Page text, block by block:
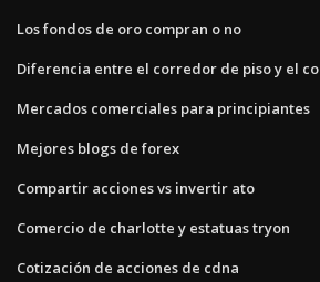
Los fondos de oro compran o no
Diferencia entre el corredor de piso y el
Mercados comerciales para principiantes
Mejores blogs de forex
Compartir acciones vs invertir ato
Comercio de charlotte y estatuas tryon
Cotización de acciones de cdna